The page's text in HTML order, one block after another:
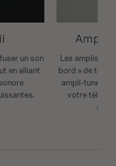
un son
en alliant
Amplis
Les amplis-
bord » de tout
ampli-tuner
votre